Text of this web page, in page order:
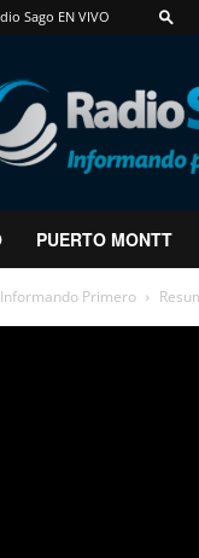
Sago EN VIVO
RadioSago
PUERTO MONTT
Informando Primero